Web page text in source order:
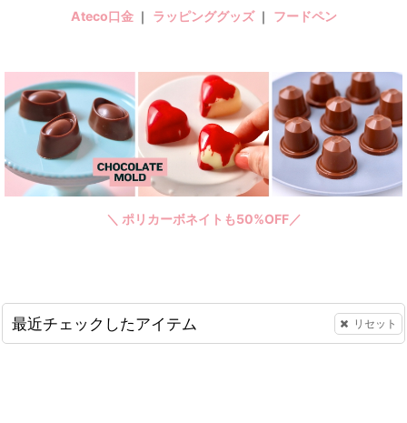
Ateco口金 ｜ ラッピンググッズ ｜ フードペン
＼ ポリカーボネイトも50%OFF／
最近チェックしたアイテム リセット